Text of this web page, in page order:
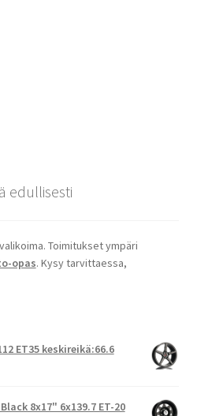
edullisesti
Toimitukset ympäri
opas. Kysy tarvittaessa,
ET35 keskireikä:66.6
8x17" 6x139.7 ET-20